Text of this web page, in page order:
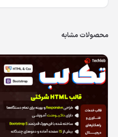
محصولات مشابه